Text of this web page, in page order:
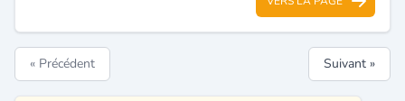
« Précédent Suivant »